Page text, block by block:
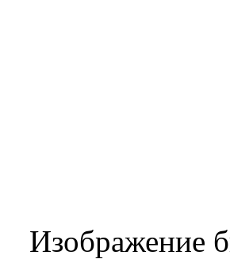
Изображение